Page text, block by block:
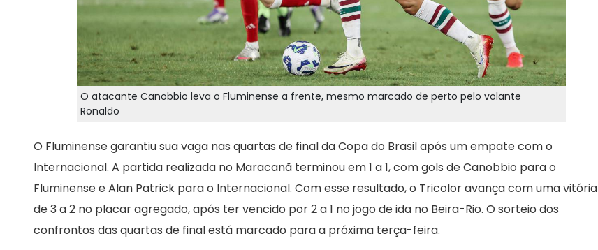
O atacante Canobbio leva o Fluminense a frente, mesmo marcado de perto pelo volante
Ronaldo
O Fluminense garantiu sua vaga nas quartas de final da Copa do Brasil após um empate com o
Internacional. A partida realizada no Maracanã terminou em 1 a 1, com gols de Canobbio para o
Fluminense e Alan Patrick para o Internacional. Com esse resultado, o Tricolor avança com uma vitória
de 3 a 2 no placar agregado, após ter vencido por 2 a 1 no jogo de ida no Beira-Rio. O sorteio dos
confrontos das quartas de final está marcado para a próxima terça-feira.